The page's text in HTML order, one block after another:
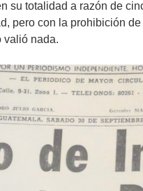
su totalidad a razón de
pero con la prohibición
valió nada.